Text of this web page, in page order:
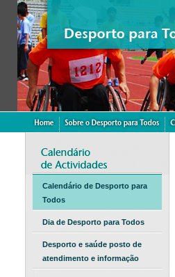
Calendário de Desporto para
Todos
Dia de Desporto para Todos
Desporto e saúde posto de
atendimento e informação